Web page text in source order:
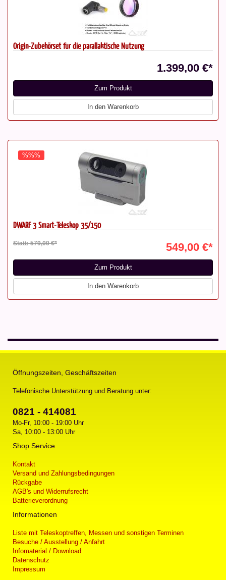
Origin-Zubehörset für die parallaktische Nutzung
1.399,00 €*
Zum Produkt
In den Warenkorb
%%%
DWARF 3 Smart-Teleskop 35/150
Statt: 579,00 €* 549,00 €*
Zum Produkt
In den Warenkorb
Öffnungszeiten, Geschäftszeiten
Telefonische Unterstützung und Beratung unter:
0821 - 414081
Mo-Fr, 10:00 - 19:00 Uhr
Sa, 10:00 - 13:00 Uhr
Shop Service
Kontakt
Versand und Zahlungsbedingungen
Rückgabe
AGB's und Widerrufsrecht
Batterieverordnung
Informationen
Liste mit Teleskoptreffen, Messen und sonstigen Terminen
Besuche / Ausstellung / Anfahrt
Infomaterial / Download
Datenschutz
Impressum